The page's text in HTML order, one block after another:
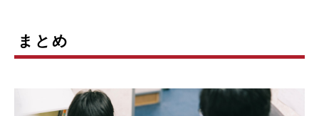
まとめ